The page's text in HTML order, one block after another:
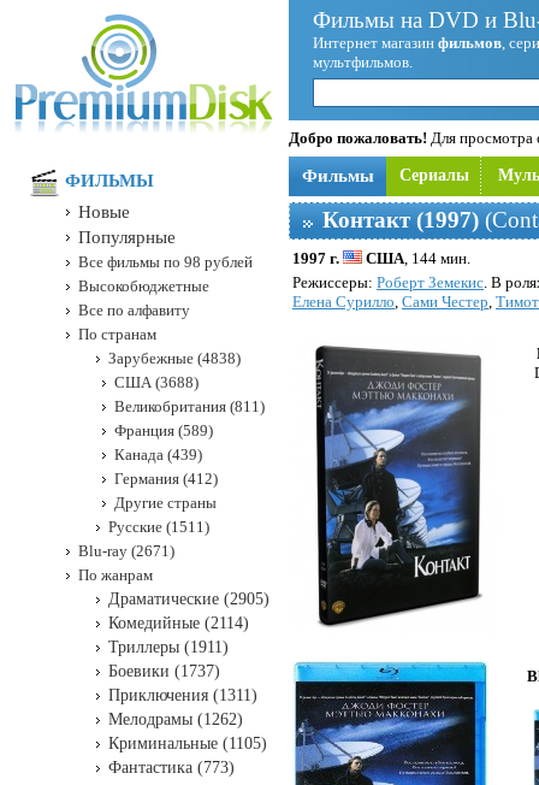
Фильмы на DVD и
Интернет магазин фильмов,
мультфильмов.
Добро пожаловать! Для просмотра
Фильмы Сериалы
Контакт (1997)
1997 г. США, 144 мин.
Режисcеры: Роберт Земекис. В
Елена Сурилло, Сами Честер,
ФИЛЬМЫ
Новые
Популярные
Все фильмы по 98 рублей
Высокобюджетные
Все по алфавиту
По странам
Зарубежные (4838)
США (3688)
Великобритания (811)
Франция (589)
Канада (439)
Германия (412)
Другие страны
Русские (1511)
Blu-ray (2671)
По жанрам
Драматические (2905)
Комедийные (2114)
Триллеры (1911)
Боевики (1737)
Приключения (1311)
Мелодрамы (1262)
Криминальные (1105)
Фантастика (773)